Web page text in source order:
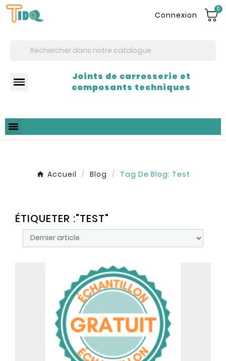
Connexion
0
Joints de carrosserie et
composants techniques
Accueil Blog Tag De Blog: Test
ÉTIQUETER :"TEST"